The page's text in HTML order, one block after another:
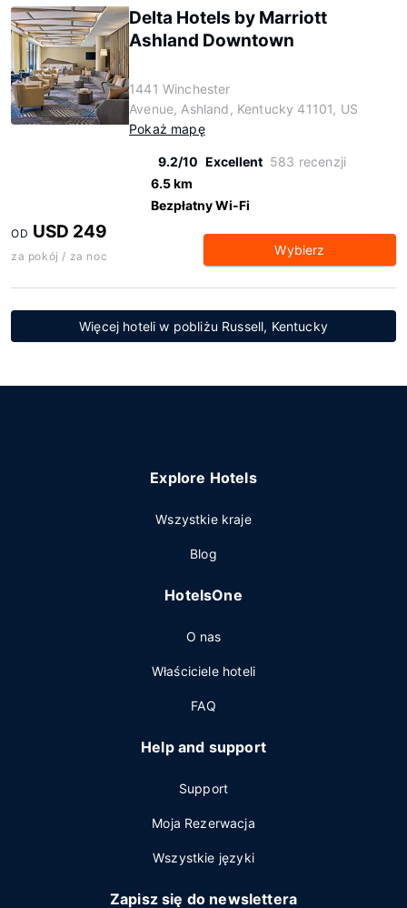
Delta Hotels by Marriott
Ashland Downtown
1441 Winchester
Avenue, Ashland, Kentucky 41101, US
Pokaż mapę
9.2/10 Excellent 583 recenzji
6.5 km
Bezpłatny Wi-Fi
OD USD 249
za pokój / za noc Wybierz
Więcej hoteli w pobliżu Russell, Kentucky
Explore Hotels
Wszystkie kraje
Blog
HotelsOne
O nas
Właściciele hoteli
FAQ
Help and support
Support
Moja Rezerwacja
Wszystkie języki
Zapisz się do newslettera